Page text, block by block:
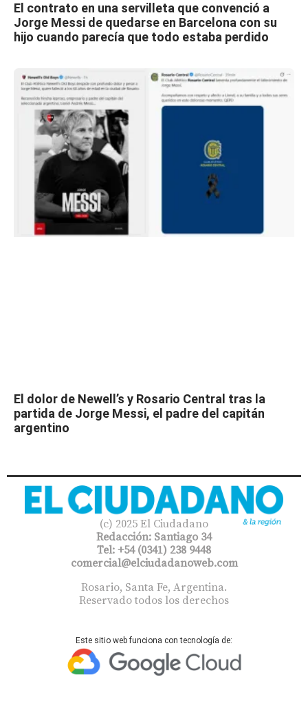
El contrato en una servilleta que convenció a
Jorge Messi de quedarse en Barcelona con su
hijo cuando parecía que todo estaba perdido
El dolor de Newell’s y Rosario Central tras la
partida de Jorge Messi, el padre del capitán
argentino
(c) 2025 El Ciudadano
Redacción: Santiago 34
Tel: +54 (0341) 238 9448
comercial@elciudadanoweb.com​
Rosario, Santa Fe, Argentina.
Reservado todos los derechos
Este sitio web funciona con tecnología de: